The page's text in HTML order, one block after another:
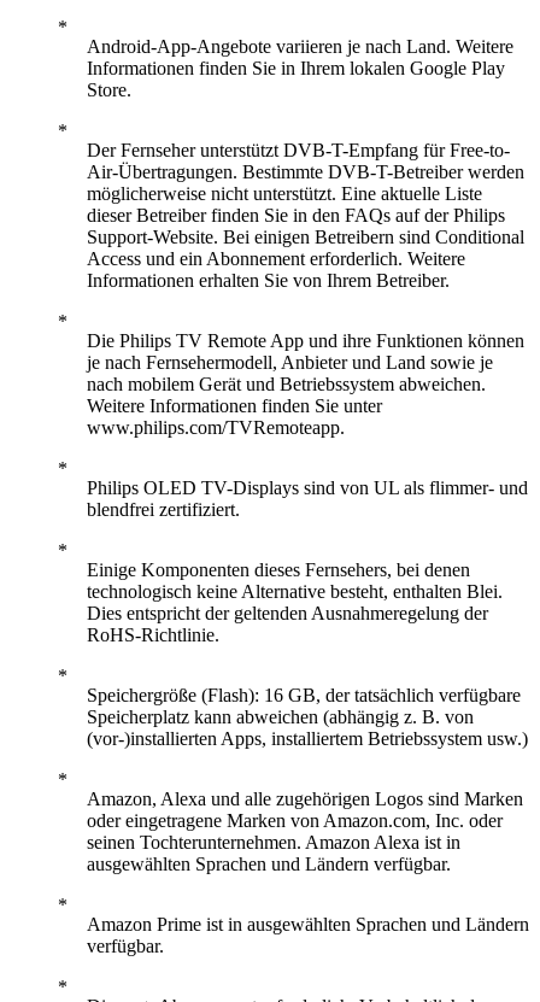
Android-App-Angebote variieren je nach Land. Weitere
Informationen finden Sie in Ihrem lokalen Google Play
Store.
Der Fernseher unterstützt DVB-T-Empfang für Free-to-
Air-Übertragungen. Bestimmte DVB-T-Betreiber werden
möglicherweise nicht unterstützt. Eine aktuelle Liste
dieser Betreiber finden Sie in den FAQs auf der Philips
Support-Website. Bei einigen Betreibern sind Conditional
Access und ein Abonnement erforderlich. Weitere
Informationen erhalten Sie von Ihrem Betreiber.
Die Philips TV Remote App und ihre Funktionen können
je nach Fernsehermodell, Anbieter und Land sowie je
nach mobilem Gerät und Betriebssystem abweichen.
Weitere Informationen finden Sie unter
www.philips.com/TVRemoteapp.
Philips OLED TV-Displays sind von UL als flimmer- und
blendfrei zertifiziert.
Einige Komponenten dieses Fernsehers, bei denen
technologisch keine Alternative besteht, enthalten Blei.
Dies entspricht der geltenden Ausnahmeregelung der
RoHS-Richtlinie.
Speichergröße (Flash): 16 GB, der tatsächlich verfügbare
Speicherplatz kann abweichen (abhängig z. B. von
(vor-)installierten Apps, installiertem Betriebssystem usw.)
Amazon, Alexa und alle zugehörigen Logos sind Marken
oder eingetragene Marken von Amazon.com, Inc. oder
seinen Tochterunternehmen. Amazon Alexa ist in
ausgewählten Sprachen und Ländern verfügbar.
Amazon Prime ist in ausgewählten Sprachen und Ländern
verfügbar.